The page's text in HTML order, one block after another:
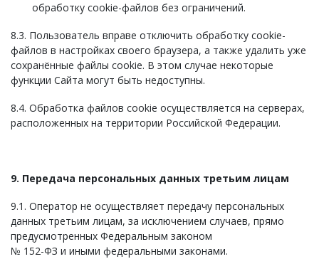
обработку cookie-файлов без ограничений.
8.3. Пользователь вправе отключить обработку cookie-
файлов в настройках своего браузера, а также удалить уже
сохранённые файлы cookie. В этом случае некоторые
функции Сайта могут быть недоступны.
8.4. Обработка файлов cookie осуществляется на серверах,
расположенных на территории Российской Федерации.
9. Передача персональных данных третьим лицам
9.1. Оператор не осуществляет передачу персональных
данных третьим лицам, за исключением случаев, прямо
предусмотренных Федеральным законом
№ 152-ФЗ и иными федеральными законами.